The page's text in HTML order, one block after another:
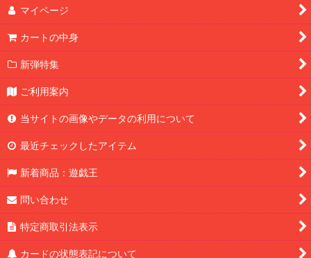
マイページ
カートの中身
新弾特集
ご利用案内
当サイトの画像やデータの利用について
最近チェックしたアイテム
新着商品：遊戯王
問い合わせ
特定商取引法表示
カードの状態表記について